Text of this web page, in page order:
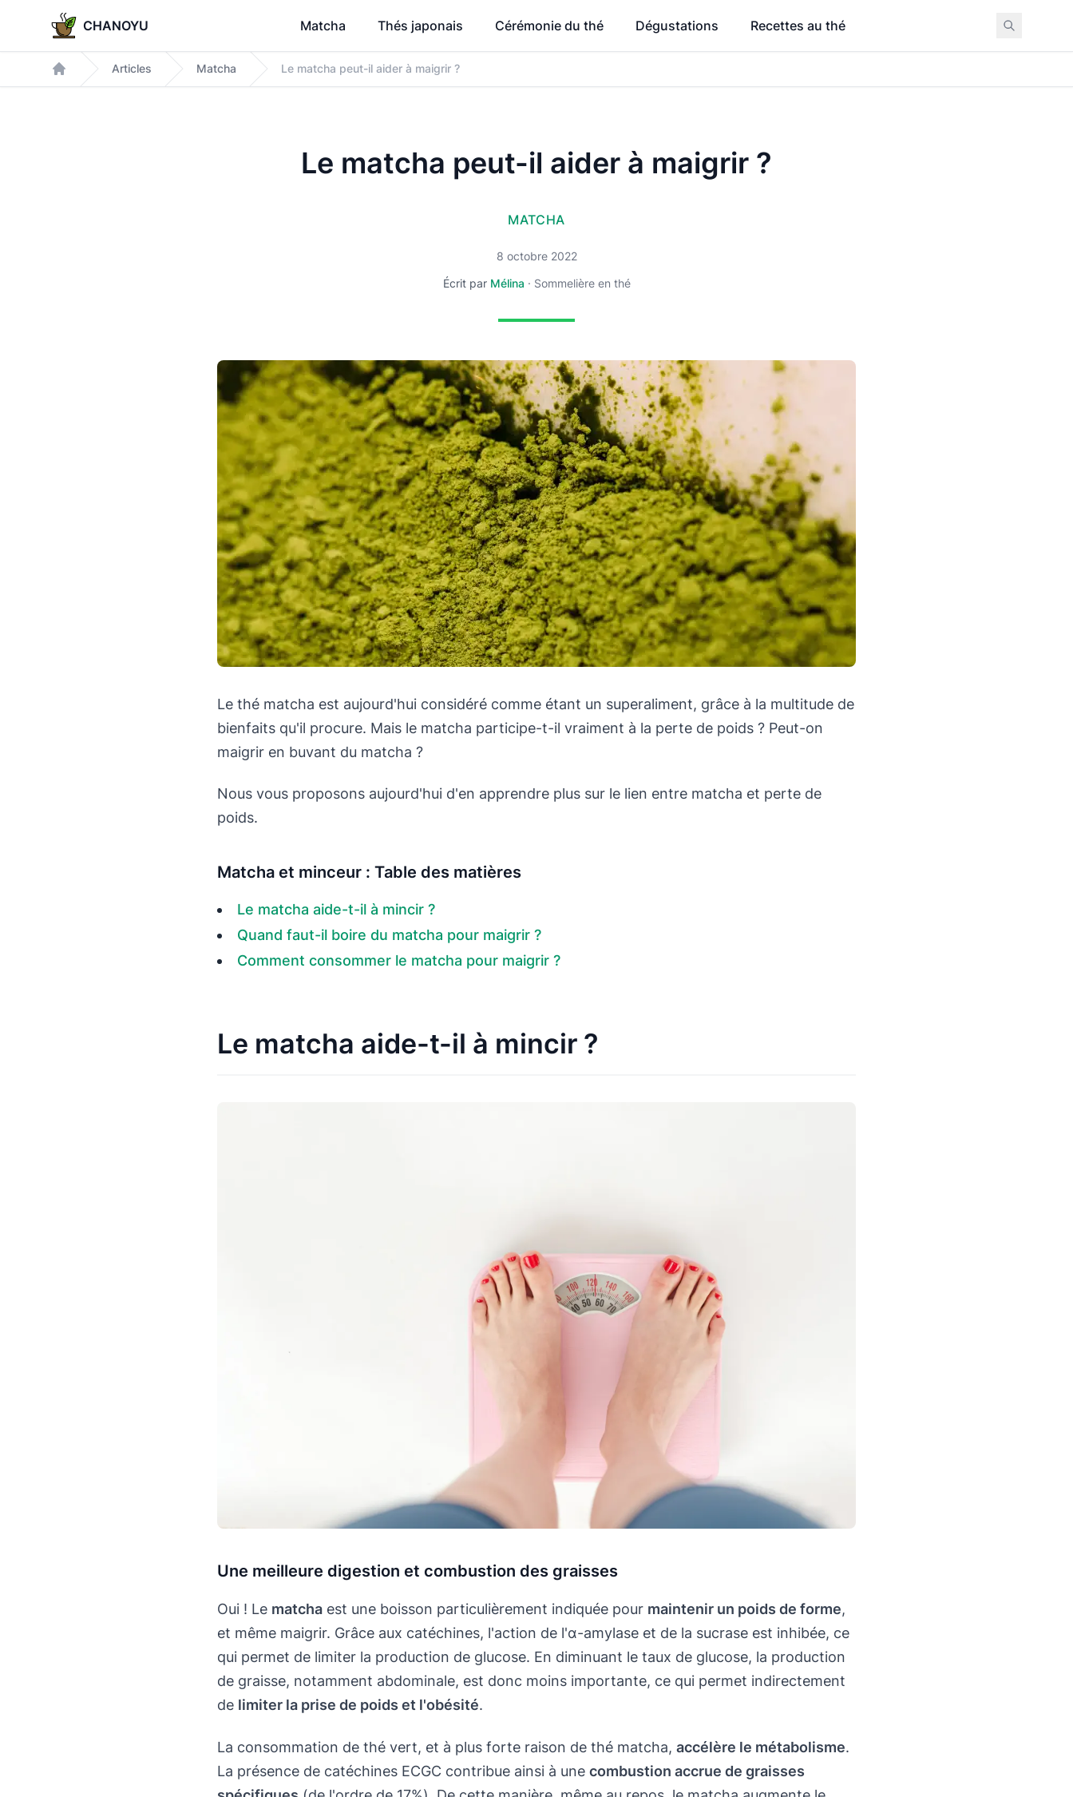
CHANOYU Matcha Thés japonais Cérémonie du thé Dégustations Recettes au thé
Accueil
Articles Matcha Le matcha peut-il aider à maigrir ?
Le matcha peut-il aider à maigrir ?
MATCHA
8 octobre 2022
Écrit par Mélina · Sommelière en thé
Le thé matcha est aujourd'hui considéré comme étant un superaliment, grâce à la multitude de
bienfaits qu'il procure. Mais le matcha participe-t-il vraiment à la perte de poids ? Peut-on
maigrir en buvant du matcha ?
Nous vous proposons aujourd'hui d'en apprendre plus sur le lien entre matcha et perte de
poids.
Matcha et minceur : Table des matières
Le matcha aide-t-il à mincir ?
Quand faut-il boire du matcha pour maigrir ?
Comment consommer le matcha pour maigrir ?
Le matcha aide-t-il à mincir ?
Une meilleure digestion et combustion des graisses
Oui ! Le matcha est une boisson particulièrement indiquée pour maintenir un poids de forme,
et même maigrir. Grâce aux catéchines, l'action de l'α-amylase et de la sucrase est inhibée, ce
qui permet de limiter la production de glucose. En diminuant le taux de glucose, la production
de graisse, notamment abdominale, est donc moins importante, ce qui permet indirectement
de limiter la prise de poids et l'obésité.
La consommation de thé vert, et à plus forte raison de thé matcha, accélère le métabolisme.
La présence de catéchines ECGC contribue ainsi à une combustion accrue de graisses